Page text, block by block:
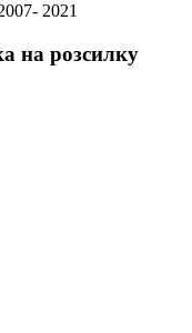
2021
на розсилку